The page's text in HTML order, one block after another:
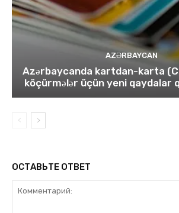
AZƏRBAYCAN
Azərbaycanda kartdan-karta
köçürmələr üçün yeni qaydalar
ОСТАВЬТЕ ОТВЕТ